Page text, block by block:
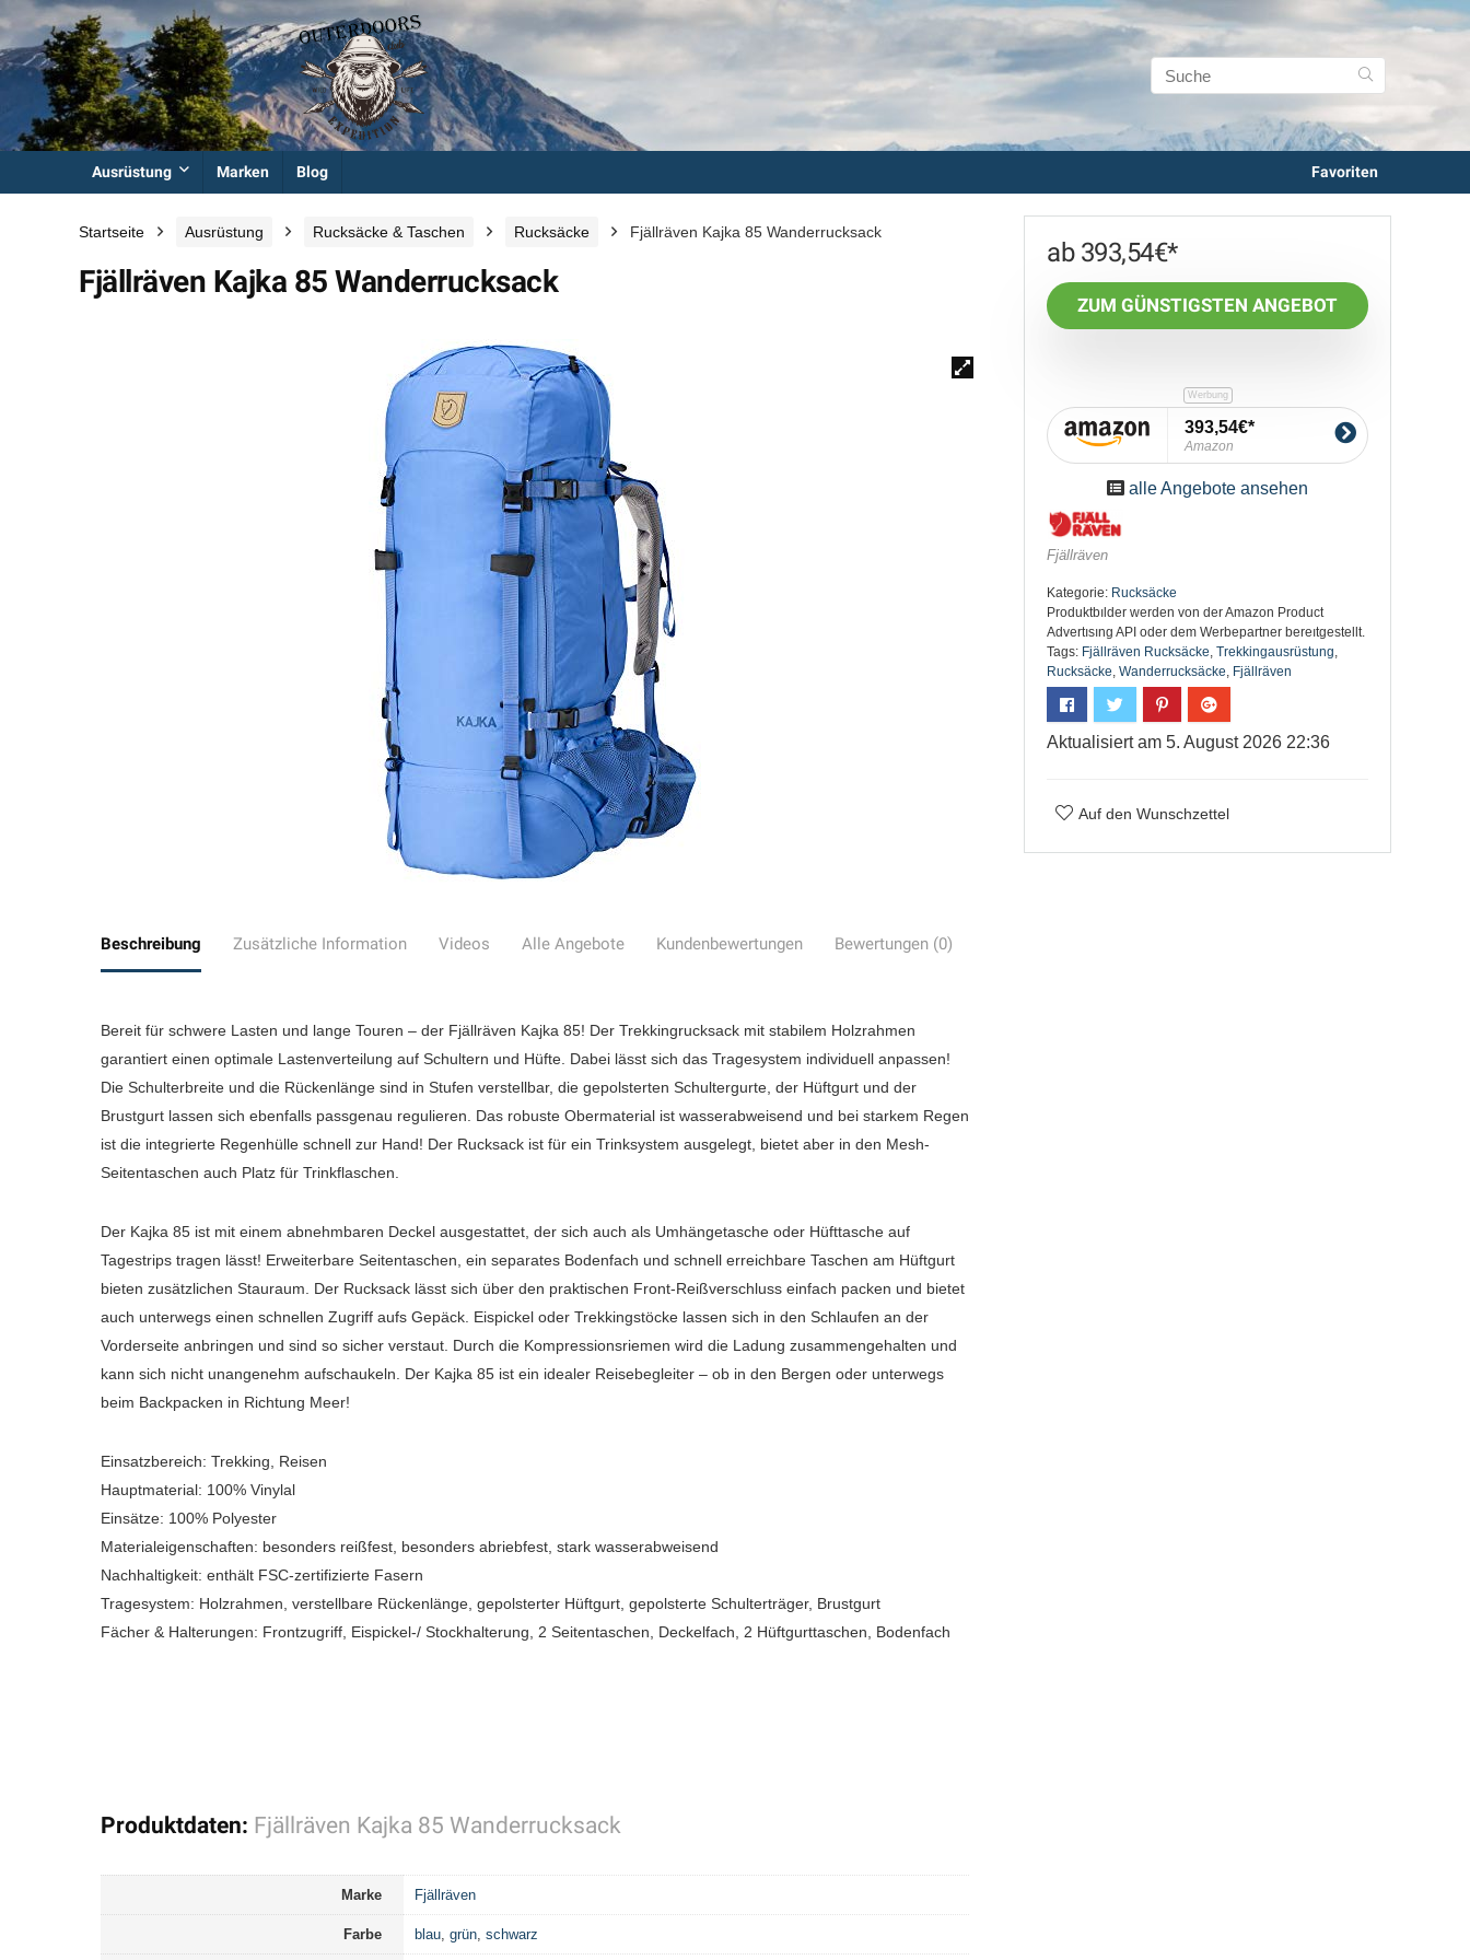
Ausrüstung Marken Blog Favoriten
Startseite Ausrüstung Rucksäcke & Taschen Rucksäcke Fjällräven Kajka 85 Wanderrucksack
Fjällräven Kajka 85 Wanderrucksack
Beschreibung Zusätzliche Information Videos Alle Angebote Kundenbewertungen Bewertungen (0)
Bereit für schwere Lasten und lange Touren – der Fjällräven Kajka 85! Der Trekkingrucksack mit stabilem Holzrahmen
garantiert einen optimale Lastenverteilung auf Schultern und Hüfte. Dabei lässt sich das Tragesystem individuell anpassen!
Die Schulterbreite und die Rückenlänge sind in Stufen verstellbar, die gepolsterten Schultergurte, der Hüftgurt und der
Brustgurt lassen sich ebenfalls passgenau regulieren. Das robuste Obermaterial ist wasserabweisend und bei starkem Regen
ist die integrierte Regenhülle schnell zur Hand! Der Rucksack ist für ein Trinksystem ausgelegt, bietet aber in den Mesh-
Seitentaschen auch Platz für Trinkflaschen.
Der Kajka 85 ist mit einem abnehmbaren Deckel ausgestattet, der sich auch als Umhängetasche oder Hüfttasche auf
Tagestrips tragen lässt! Erweiterbare Seitentaschen, ein separates Bodenfach und schnell erreichbare Taschen am Hüftgurt
bieten zusätzlichen Stauraum. Der Rucksack lässt sich über den praktischen Front-Reißverschluss einfach packen und bietet
auch unterwegs einen schnellen Zugriff aufs Gepäck. Eispickel oder Trekkingstöcke lassen sich in den Schlaufen an der
Vorderseite anbringen und sind so sicher verstaut. Durch die Kompressionsriemen wird die Ladung zusammengehalten und
kann sich nicht unangenehm aufschaukeln. Der Kajka 85 ist ein idealer Reisebegleiter – ob in den Bergen oder unterwegs
beim Backpacken in Richtung Meer!
Einsatzbereich: Trekking, Reisen
Hauptmaterial: 100% Vinylal
Einsätze: 100% Polyester
Materialeigenschaften: besonders reißfest, besonders abriebfest, stark wasserabweisend
Nachhaltigkeit: enthält FSC-zertifizierte Fasern
Tragesystem: Holzrahmen, verstellbare Rückenlänge, gepolsterter Hüftgurt, gepolsterte Schulterträger, Brustgurt
Fächer & Halterungen: Frontzugriff, Eispickel-/ Stockhalterung, 2 Seitentaschen, Deckelfach, 2 Hüftgurttaschen, Bodenfach
Produktdaten: Fjällräven Kajka 85 Wanderrucksack
Marke Fjällräven
Farbe blau, grün, schwarz
393,54€
ZUM GÜNSTIGSTEN ANGEBOT
393,54€
Amazon
alle Angebote ansehen
Fjällräven
Kategorie: Rucksäcke
Produktbılder werden von der Amazon Product
Advertısıng API oder dem Werbepartner bereıtgestellt.
Tags: Fjällräven Rucksäcke, Trekkingausrüstung,
Rucksäcke, Wanderrucksäcke, Fjällräven
Aktualisiert am 5. August 2026 22:36
Auf den Wunschzettel